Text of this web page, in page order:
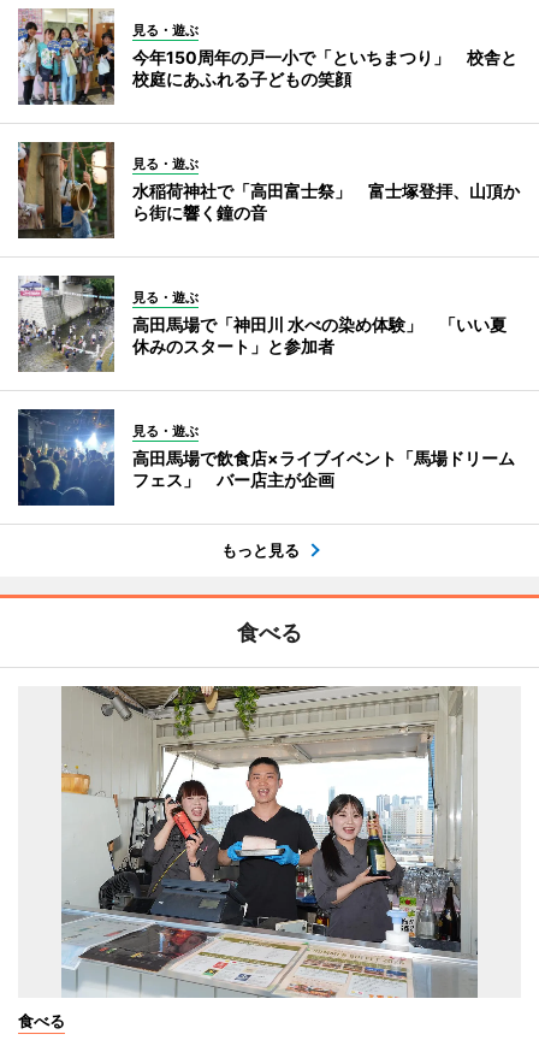
見る・遊ぶ
今年150周年の戸一小で「といちまつり」 校舎と
校庭にあふれる子どもの笑顔
見る・遊ぶ
水稲荷神社で「高田富士祭」 富士塚登拝、山頂か
ら街に響く鐘の音
見る・遊ぶ
高田馬場で「神田川 水べの染め体験」 「いい夏
休みのスタート」と参加者
見る・遊ぶ
高田馬場で飲食店×ライブイベント「馬場ドリーム
フェス」 バー店主が企画
もっと見る
食べる
食べる